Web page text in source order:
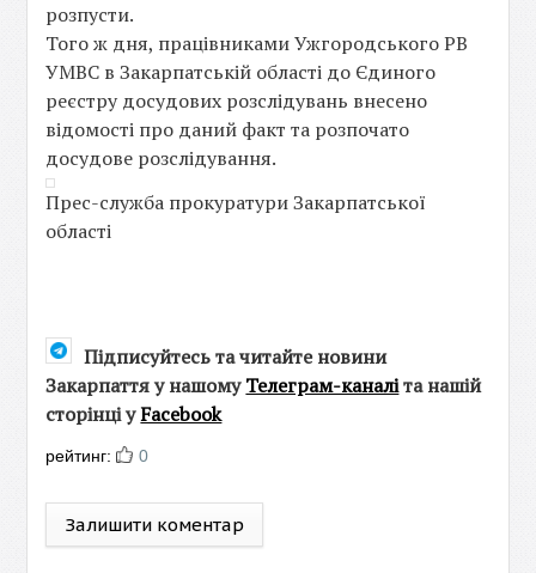
розпусти.
Того ж дня, працівниками Ужгородського РВ
УМВС в Закарпатській області до Єдиного
реєстру досудових розслідувань внесено
відомості про даний факт та розпочато
досудове розслідування.
Прес-служба прокуратури Закарпатської
області
Підписуйтесь та читайте новини
Закарпаття у нашомуТелеграм-каналіта нашій
сторінці уFacebook
рейтинг: 0
Залишити коментар